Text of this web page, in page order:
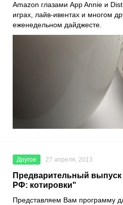
Amazon глазами App Annie и
играх, лайв-ивентах и многом
еженедельном дайджесте.
Другое 27 апреля, 2013
Предварительный
РФ: котировки"
Представляем Вам программу